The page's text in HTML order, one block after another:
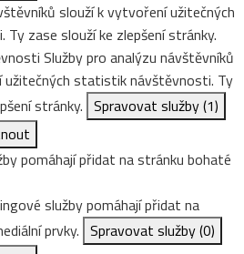
slouží k vytvoření užitečných
zase slouží ke zlepšení stránky.
Služby pro analýzu návštěvníků
užitečných statistik návštěvnosti. Ty
stránky. Spravovat služby(1)
pomáhají přidat na stránku bohaté
služby pomáhají přidat na
prvky. Spravovat služby(0)